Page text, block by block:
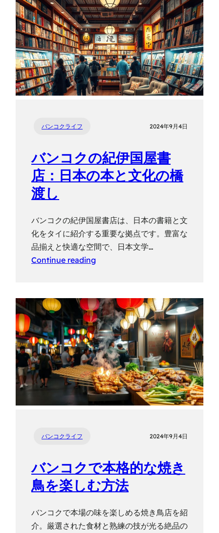
バンコクライフ 2024年9月4日
バンコクの紀伊国屋書
店：日本の本と文化の橋
渡し
バンコクの紀伊国屋書店は、日本の書籍と文
化をタイに紹介する重要な拠点です。豊富な
品揃えと快適な空間で、日本文学…
Continue reading
バンコクライフ 2024年9月4日
バンコクで本格的な焼き
鳥を楽しむ方法
バンコクで本場の味を楽しめる焼き鳥店を紹
介。厳選された食材と熟練の技が光る絶品の